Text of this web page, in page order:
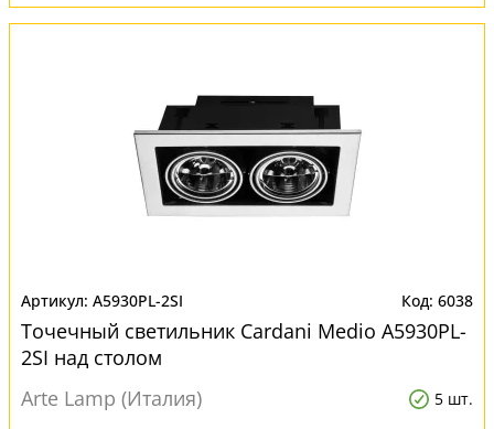
A5930PL-2SI 6038
Точечный светильник Cardani Medio A5930PL-
2SI над столом
Arte Lamp (Италия)
5 шт.